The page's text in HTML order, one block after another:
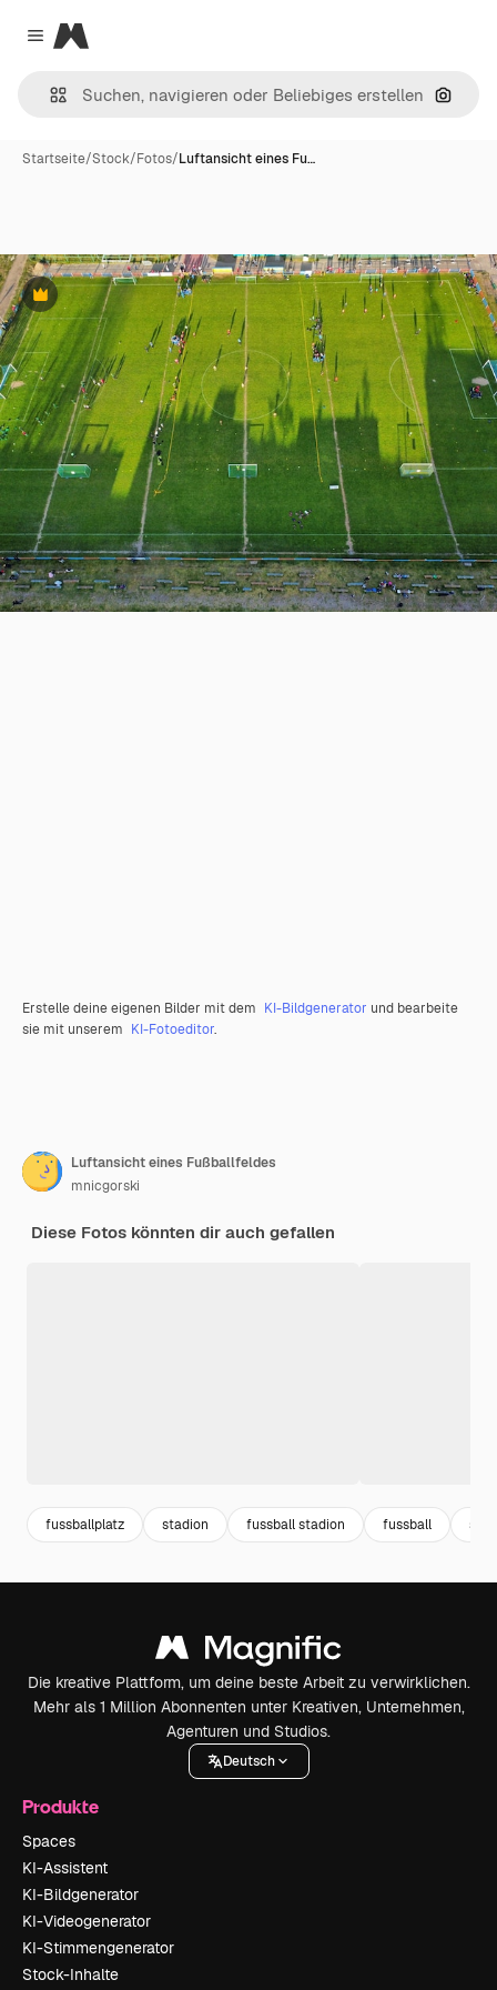
Close menu
Magnific
Nach
Startseite/Stock/Fotos/Luftansicht eines Fu…
Premium
Erstelle deine eigenen Bilder mit dem KI-Bildgenerator und bearbeite
sie mit unserem KI-Fotoeditor.
Luftansicht eines Fußballfeldes
mnicgorski
Diese Fotos könnten dir auch gefallen
fussballplatz stadion fussball stadion fussball
Die kreative Plattform, um deine beste Arbeit zu verwirklichen.
Mehr als 1 Million Abonnenten unter Kreativen, Unternehmen,
Agenturen und Studios.
Deutsch
Produkte
Spaces
KI-Assistent
KI-Bildgenerator
KI-Videogenerator
KI-Stimmengenerator
Stock-Inhalte